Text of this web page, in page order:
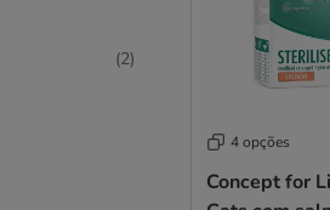
(2)
4 opções
Concept for